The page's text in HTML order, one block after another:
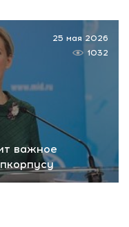
важное
25 мая 2026
1032